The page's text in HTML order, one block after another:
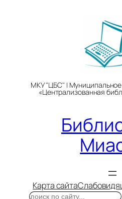
МКУ "ЦБС" |
«Централизованная
Карта сайта
Поиск